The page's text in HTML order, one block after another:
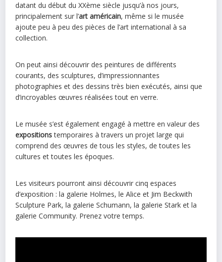
datant du début du XXème siècle jusqu’à nos jours,
principalement sur l’art américain, même si le musée
ajoute peu à peu des pièces de l’art international à sa
collection.
On peut ainsi découvrir des peintures de différents
courants, des sculptures, d’impressionnantes
photographies et des dessins très bien exécutés, ainsi que
d’incroyables œuvres réalisées tout en verre.
Le musée s’est également engagé à mettre en valeur des
expositionstemporaires à travers un projet large qui
comprend des œuvres de tous les styles, de toutes les
cultures et toutes les époques.
Les visiteurs pourront ainsi découvrir cinq espaces
d’exposition : la galerie Holmes, le Alice et Jim Beckwith
Sculpture Park, la galerie Schumann, la galerie Stark et la
galerie Community. Prenez votre temps.